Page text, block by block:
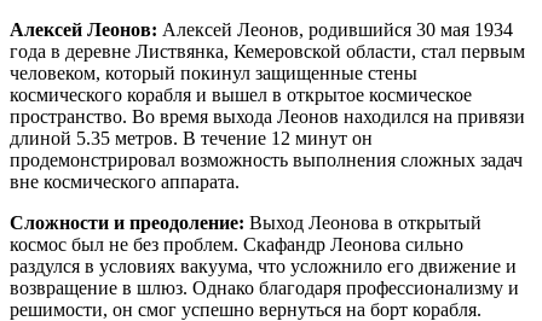
Алексей Леонов: Алексей Леонов, родившийся 30 мая 1934
года в деревне Листвянка, Кемеровской области, стал первым
человеком, который покинул защищенные стены
космического корабля и вышел в открытое космическое
пространство. Во время выхода Леонов находился на привязи
длиной 5.35 метров. В течение 12 минут он
продемонстрировал возможность выполнения сложных задач
вне космического аппарата.
Сложности и преодоление: Выход Леонова в открытый
космос был не без проблем. Скафандр Леонова сильно
раздулся в условиях вакуума, что усложнило его движение и
возвращение в шлюз. Однако благодаря профессионализму и
решимости, он смог успешно вернуться на борт корабля.